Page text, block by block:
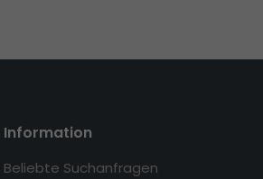
Information
Beliebte Suchanfragen